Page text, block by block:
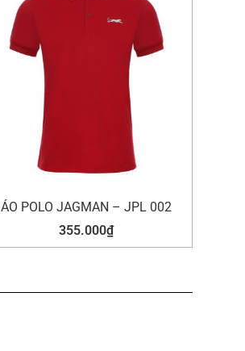
ÁO POLO JAGMAN – JPL 002
355.000₫